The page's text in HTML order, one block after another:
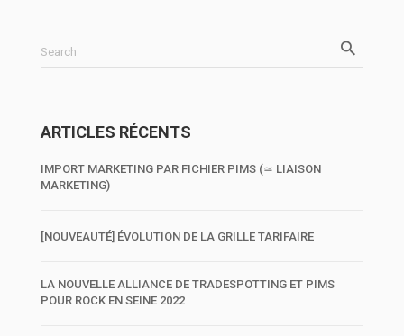
Search
ARTICLES RÉCENTS
IMPORT MARKETING PAR FICHIER PIMS (≃ LIAISON
MARKETING)
[NOUVEAUTÉ] ÉVOLUTION DE LA GRILLE TARIFAIRE
LA NOUVELLE ALLIANCE DE TRADESPOTTING ET PIMS
POUR ROCK EN SEINE 2022